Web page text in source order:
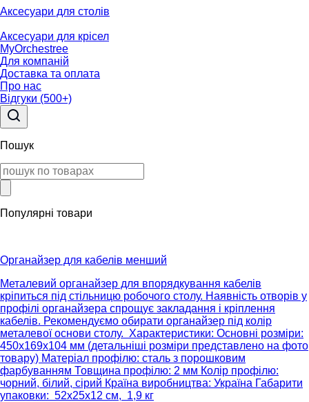
Аксесуари для столів
Аксесуари для крісел
MyOrchestree
Для компаній
Доставка та оплата
Про нас
Відгуки (500+)
Пошук
Популярні товари
Органайзер для кабелів менший
Металевий органайзер для впорядкування кабелів
кріпиться під стільницю робочого столу. Наявність отворів у
профілі органайзера спрощує закладання і кріплення
кабелів. Рекомендуємо обирати органайзер під колір
металевої основи столу. Характеристики: Основні розміри:
450х169х104 мм (детальніші розміри представлено на фото
товару) Матеріал профілю: сталь з порошковим
фарбуванням Товщина профілю: 2 мм Колір профілю:
чорний, білий, сірий Країна виробництва: Україна Габарити
упаковки: 52х25х12 см, 1,9 кг